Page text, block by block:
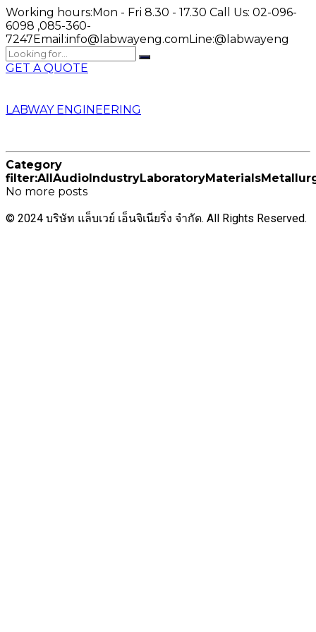
Working hours:Mon - Fri 8.30 - 17.30 Call Us: 02-096-
6098 ,085-360-
7247Email:info@labwayeng.comLine:@labwayeng
GET A QUOTE
LABWAY ENGINEERING
Category
filter:AllAudioIndustryLaboratoryMaterials
No more posts
© 2024 บริษัท แล็บเวย์ เอ็นจิเนียริ่ง จำกัด. All Rights Reserved.